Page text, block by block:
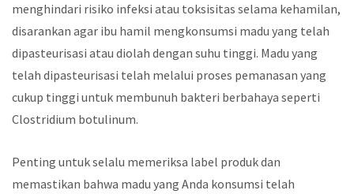
menghindari risiko infeksi atau toksisitas selama kehamilan,
disarankan agar ibu hamil mengkonsumsi madu yang telah
dipasteurisasi atau diolah dengan suhu tinggi. Madu yang
telah dipasteurisasi telah melalui proses pemanasan yang
cukup tinggi untuk membunuh bakteri berbahaya seperti
Clostridium botulinum.
Penting untuk selalu memeriksa label produk dan
memastikan bahwa madu yang Anda konsumsi telah